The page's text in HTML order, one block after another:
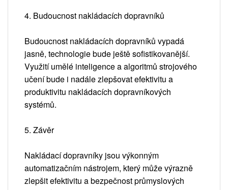
4. Budoucnost nakládacích dopravníků
Budoucnost nakládacích dopravníků vypadá
jasně, technologie bude ještě sofistikovanější.
Využití umělé inteligence a algoritmů strojového
učení bude i nadále zlepšovat efektivitu a
produktivitu nakládacích dopravníkových
systémů.
5. Závěr
Nakládací dopravníky jsou výkonným
automatizačním nástrojem, který může výrazně
zlepšit efektivitu a bezpečnost průmyslových